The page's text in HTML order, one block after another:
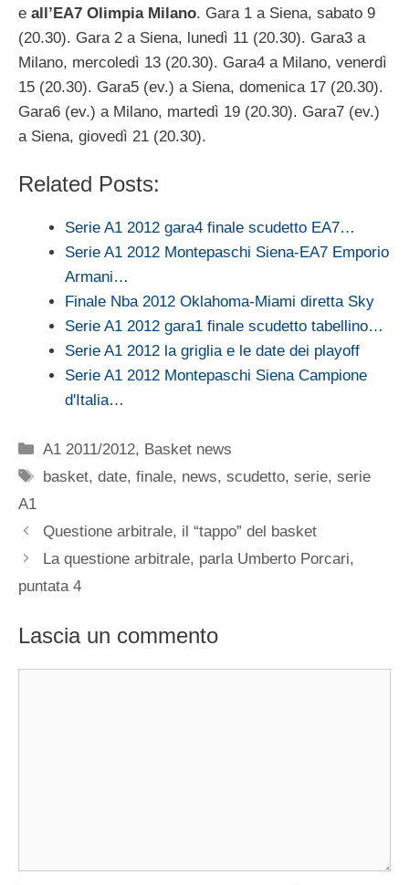
e all’EA7 Olimpia Milano. Gara 1 a Siena, sabato 9
(20.30). Gara 2 a Siena, lunedì 11 (20.30). Gara3 a
Milano, mercoledì 13 (20.30). Gara4 a Milano, venerdì
15 (20.30). Gara5 (ev.) a Siena, domenica 17 (20.30).
Gara6 (ev.) a Milano, martedì 19 (20.30). Gara7 (ev.)
a Siena, giovedì 21 (20.30).
Related Posts:
Serie A1 2012 gara4 finale scudetto EA7…
Serie A1 2012 Montepaschi Siena-EA7 Emporio
Armani…
Finale Nba 2012 Oklahoma-Miami diretta Sky
Serie A1 2012 gara1 finale scudetto tabellino…
Serie A1 2012 la griglia e le date dei playoff
Serie A1 2012 Montepaschi Siena Campione
d'Italia…
Categorie
A1 2011/2012, Basket news
Tag
basket,date,finale, news,scudetto,serie,serie
A1
Questione arbitrale, il “tappo” del basket
La questione arbitrale, parla Umberto Porcari,
puntata 4
Lascia un commento